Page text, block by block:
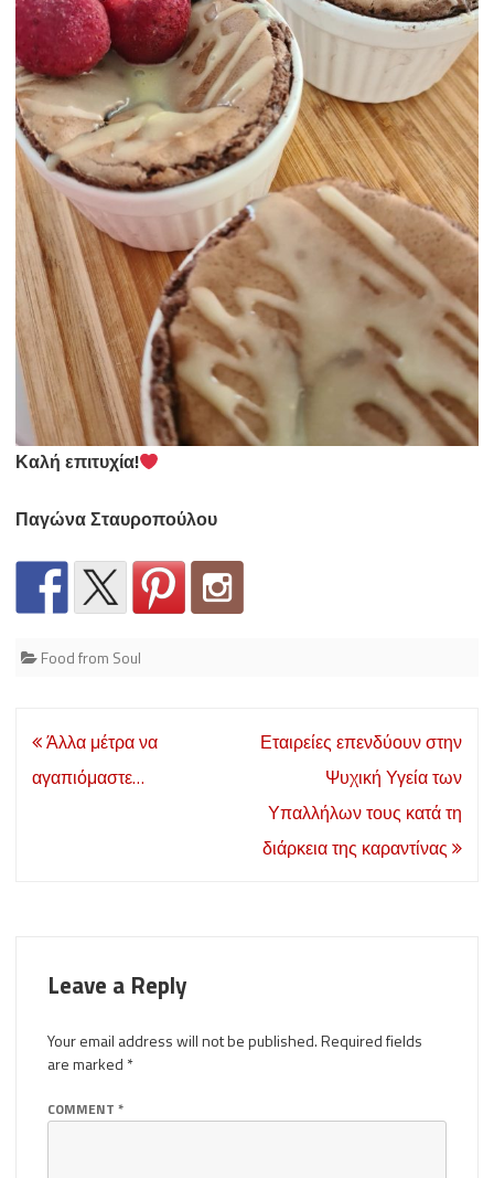
Καλή επιτυχία!
Παγώνα Σταυροπούλου
Food from Soul
Post
navigation
Άλλα μέτρα να
αγαπιόμαστε…
Εταιρείες επενδύουν στην
Ψυχική Υγεία των
Υπαλλήλων τους κατά τη
διάρκεια της καραντίνας
Leave a Reply
Your email address will not be published.Required fields
are marked *
COMMENT *